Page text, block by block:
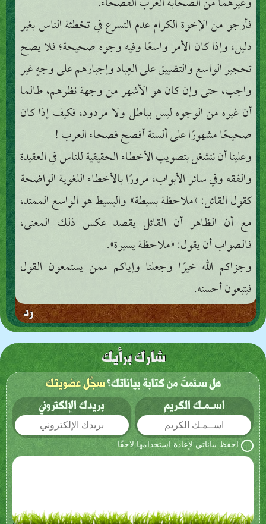
فأرجو من الإخوة الكرام عدم التسرع في تخطئة الناس بغير
دليل، وإذا كان الأمر واسعًا وفيه وجوه صحيحة؛ فلا يصح
تحجير الواسع والتضييق على العِباد وإجبارهم على وجهٍ غير
واجب، حتى وإن كان هو الأشهر من وجهة نظرهم، طالما
أن غيره من الوجوه ليس بباطل ولا مردود، فكيف إذا كان
صحيحًا مشهورًا على ألسنة أفصح فصحاء العرب !
وعلينا أن ننشغل بتصويب الأخطاء الحقيقية للناس في العقيدة
والفقه وفي سائر الأبواب، مرورًا بالأخطاء اللغوية الواضحة
كقول القائل: «ملاحظة بسيطة» والبسيط هو الواسع الممتد،
مع أن الظاهر أن القائل يقصد عكس ذلك المعنى،
فالصواب أن يقول: «ملاحظة يسيرة».
وجزاكم الله خيرًا وجعلنا وإياكم ممن يستمعون القول
فيتبعون أحسنه.
رد
شارك برأيك
هل سـئمتَ من كتابة بياناتك؟سجِّل عضويتك
اســمـك الكريم
بريدك الإلكتروني
احفظ بياناتي لإعادة استخدامها لاحقًا.